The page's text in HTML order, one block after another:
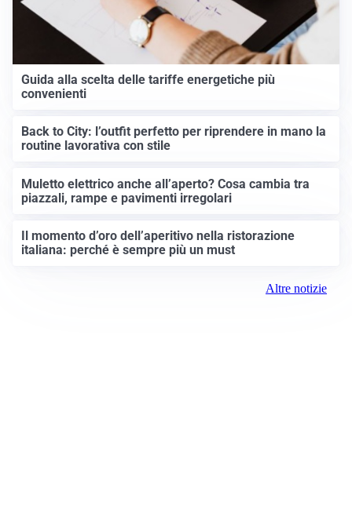
Guida alla scelta delle tariffe energetiche più
convenienti
Back to City: l’outfit perfetto per riprendere in mano la
routine lavorativa con stile
Muletto elettrico anche all’aperto? Cosa cambia tra
piazzali, rampe e pavimenti irregolari
Il momento d’oro dell’aperitivo nella ristorazione
italiana: perché è sempre più un must
Altre notizie